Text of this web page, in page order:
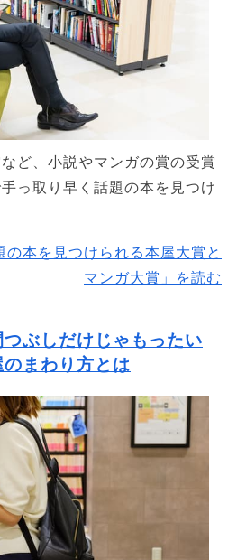
ど、小説やマンガの賞の受賞
っ取り早く話題の本を見つけ
の本を見つけられる本屋大賞と
マンガ大賞」を読む
ぶしだけじゃもったい
まわり方とは